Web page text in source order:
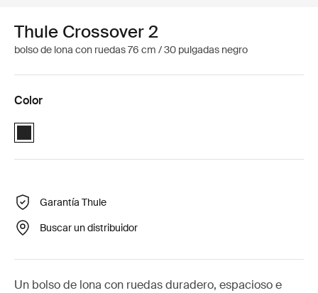
Thule Crossover 2
bolso de lona con ruedas 76 cm / 30 pulgadas negro
Color
Thule Crossover 2 wheeled duffel 76cm/30" Negro (selected)
Garantía Thule
Buscar un distribuidor
Un bolso de lona con ruedas duradero, espacioso e